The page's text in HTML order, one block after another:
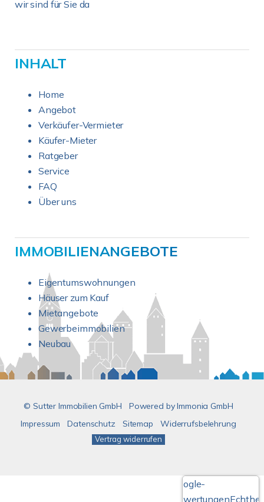
wir sind für Sie da
INHALT
Home
Angebot
Verkäufer-Vermieter
Käufer-Mieter
Ratgeber
Service
FAQ
Über uns
IMMOBILIENANGEBOTE
Eigentumswohnungen
Häuser zum Kauf
Mietangebote
Gewerbeimmobilien
Neubau
© Sutter Immobilien GmbH Powered byImmonia GmbH
Impressum
Datenschutz Sitemap Widerrufsbelehrung
Vertrag widerrufen
Google-
Bewertungen